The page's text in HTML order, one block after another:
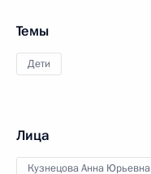
Темы
Дети
Лица
Кузнецова Анна Юрьевна